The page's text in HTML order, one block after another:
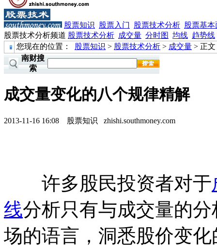
股票知识 股票入门 股票技术分析 股票基
股票技术分析频道 股票技术分析 成交量 分时图 均线 趋势线
您现在的位置：
股票知识 > 股票技术分析 > 成交量 > 正文
南财搜
索
成交量变化的八个规律精解
2013-11-16 16:08 股票知识 zhishi.southmoney.com
许多股民投资者对于
线分析只有与成交量的
场的语言，洞悉股价变